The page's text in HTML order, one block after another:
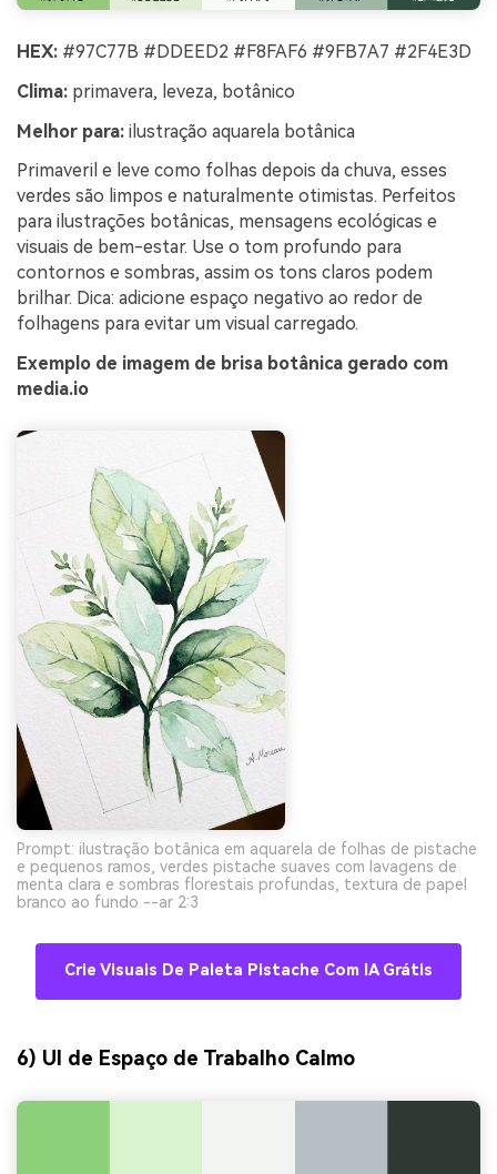
HEX: #97C77B #DDEED2 #F8FAF6 #9FB7A7 #2F4E3D
Clima: primavera, leveza, botânico
Melhor para: ilustração aquarela botânica
Primaveril e leve como folhas depois da chuva, esses
verdes são limpos e naturalmente otimistas. Perfeitos
para ilustrações botânicas, mensagens ecológicas e
visuais de bem-estar. Use o tom profundo para
contornos e sombras, assim os tons claros podem
brilhar. Dica: adicione espaço negativo ao redor de
folhagens para evitar um visual carregado.
Exemplo de imagem de brisa botânica gerado com
media.io
Prompt: ilustração botânica em aquarela de folhas de pistache
e pequenos ramos, verdes pistache suaves com lavagens de
menta clara e sombras florestais profundas, textura de papel
branco ao fundo --ar 2:3
Crie Visuais De Paleta Pistache Com IA Grátis
6) UI de Espaço de Trabalho Calmo